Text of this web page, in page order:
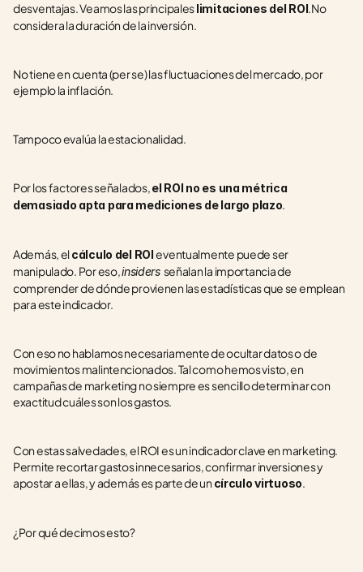
desventajas. Veamos las principales limitaciones del ROI.No
considera la duración de la inversión.
No tiene en cuenta (per se) las fluctuaciones del mercado, por
ejemplo la inflación.
Tampoco evalúa la estacionalidad.
Por los factores señalados, el ROI no es una métrica
demasiado apta para mediciones de largo plazo.
Además, el cálculo del ROI eventualmente puede ser
manipulado. Por eso, insiders señalan la importancia de
comprender de dónde provienen las estadísticas que se emplean
para este indicador.
Con eso no hablamos necesariamente de ocultar datos o de
movimientos malintencionados. Tal como hemos visto, en
campañas de marketing no siempre es sencillo determinar con
exactitud cuáles son los gastos.
Con estas salvedades, el ROI es un indicador clave en marketing.
Permite recortar gastos innecesarios, confirmar inversiones y
apostar a ellas, y además es parte de un círculo virtuoso.
¿Por qué decimos esto?